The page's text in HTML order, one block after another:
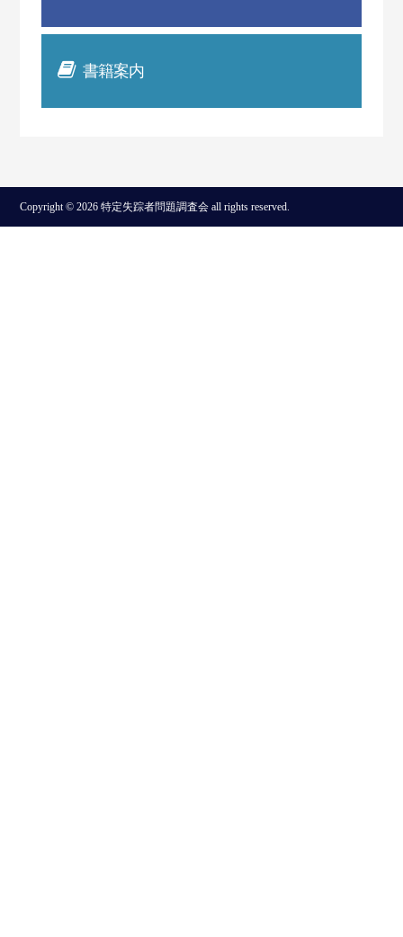
書籍案内
Copyright © 2026 特定失踪者問題調査会 all rights reserved.